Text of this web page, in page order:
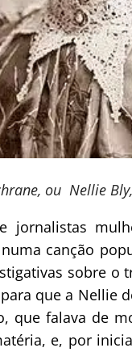
ou Nellie
jornalistas
canção
sobre
que a Nellie
que falava de
e, por